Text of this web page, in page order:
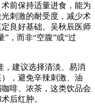
前保持适量进食，能为
刺激的耐受度，减少术
良好基础。吴秋辰医师
，而非“空腹”或“过
，建议选择清淡、易消
，避免辛辣刺激、油
啡、浓茶，这类饮品会
后红肿。